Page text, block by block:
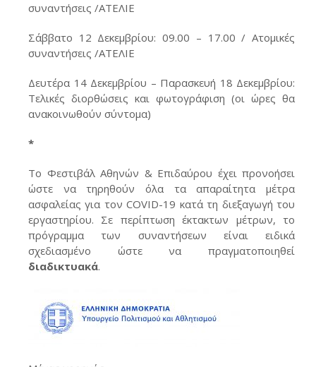
συναντήσεις /ΑΤΕΛΙΕ
Σάββατο 12 Δεκεμβρίου: 09.00 – 17.00 / Ατομικές
συναντήσεις /ΑΤΕΛΙΕ
Δευτέρα 14 Δεκεμβρίου – Παρασκευή 18 Δεκεμβρίου:
Τελικές διορθώσεις και φωτογράφιση (οι ώρες θα
ανακοινωθούν σύντομα)
*
Το Φεστιβάλ Αθηνών & Επιδαύρου έχει προνοήσει
ώστε να τηρηθούν όλα τα απαραίτητα μέτρα
ασφαλείας για τον COVID-19 κατά τη διεξαγωγή του
εργαστηρίου. Σε περίπτωση έκτακτων μέτρων, το
πρόγραμμα των συναντήσεων είναι ειδικά
σχεδιασμένο ώστε να πραγματοποιηθεί
διαδικτυακά.